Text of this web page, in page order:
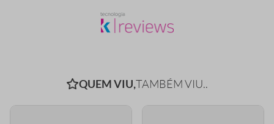
QUEM VIU,TAMBÉM VIU..